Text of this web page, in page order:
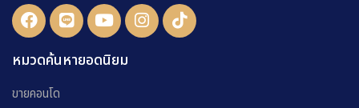
หมวดค้นหายอดนิยม
ขายคอนโด